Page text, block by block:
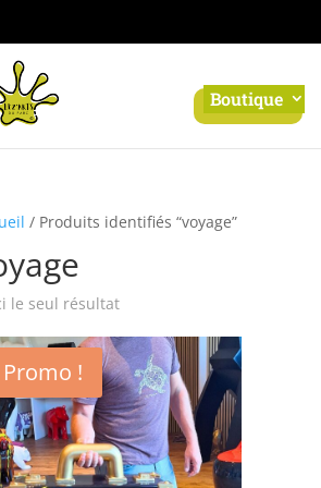
Boutique
/ Produits identifiés “voyage”
le seul résultat
Promo !